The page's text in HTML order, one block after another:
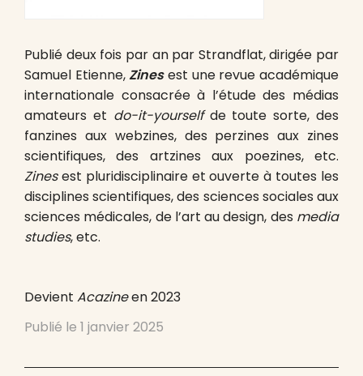
Publié deux fois par an par Strandflat, dirigée par
Samuel Etienne, Zinesest une revue académique
internationale consacrée à l’étude des médias
amateurs et do-it-yourselfde toute sorte, des
fanzines aux webzines, des perzines aux zines
scientifiques, des artzines aux poezines, etc.
Zinesest pluridisciplinaire et ouverte à toutes les
disciplines scientifiques, des sciences sociales aux
sciences médicales, de l’art au design, des media
studies, etc.
Devient Acazineen 2023
Publié le 1 janvier 2025